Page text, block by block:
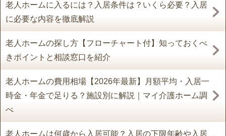
老人ホームに入るには？入居条件は？いくら必要？入居
に必要な内容を徹底解説
老人ホームの探し方【フローチャート付】知っておくべ
きポイントと相談窓口を紹介
老人ホームの費用相場【2026年最新】月額平均・入居一
時金・年金で足りる？施設別に解説｜マイ介護ホーム調
べ
老人ホームは何歳から入居可能？入居の下限年齢や入居